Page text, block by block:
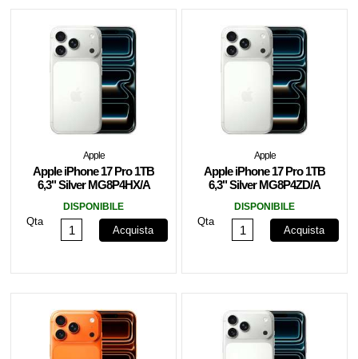
Apple
Apple iPhone 17 Pro 1TB
6,3" Silver MG8P4HX/A
DISPONIBILE
Qta
Acquista
Apple
Apple iPhone 17 Pro 1TB
6,3" Silver MG8P4ZD/A
DISPONIBILE
Qta
Acquista